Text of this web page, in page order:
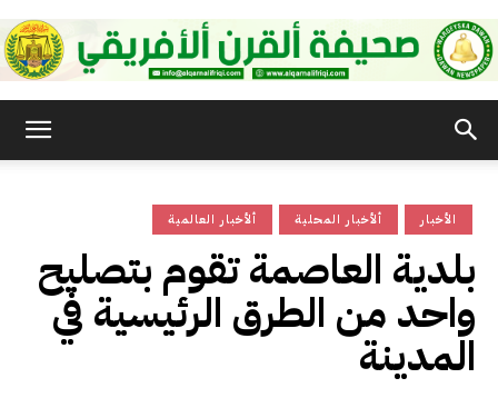
القرن
الأفريقي
ألأخبار العالمية ألأخبار المحلية الأخبار
بلدية العاصمة تقوم بتصليح
واحد من الطرق الرئيسية في
المدينة